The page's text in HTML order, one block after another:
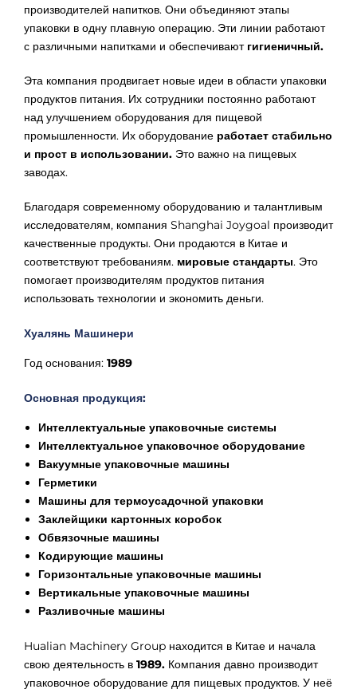
производителей напитков. Они объединяют этапы
упаковки в одну плавную операцию. Эти линии работают
с различными напитками и обеспечивают гигиеничный.
Эта компания продвигает новые идеи в области упаковки
продуктов питания. Их сотрудники постоянно работают
над улучшением оборудования для пищевой
промышленности. Их оборудование работает стабильно
и прост в использовании. Это важно на пищевых
заводах.
Благодаря современному оборудованию и талантливым
исследователям, компания Shanghai Joygoal производит
качественные продукты. Они продаются в Китае и
соответствуют требованиям. мировые стандарты. Это
помогает производителям продуктов питания
использовать технологии и экономить деньги.
Хуалянь Машинери
Год основания: 1989
Основная продукция:
Интеллектуальные упаковочные системы
Интеллектуальное упаковочное оборудование
Вакуумные упаковочные машины
Герметики
Машины для термоусадочной упаковки
Заклейщики картонных коробок
Обвязочные машины
Кодирующие машины
Горизонтальные упаковочные машины
Вертикальные упаковочные машины
Разливочные машины
Hualian Machinery Group находится в Китае и начала
свою деятельность в 1989. Компания давно производит
упаковочное оборудование для пищевых продуктов. У неё